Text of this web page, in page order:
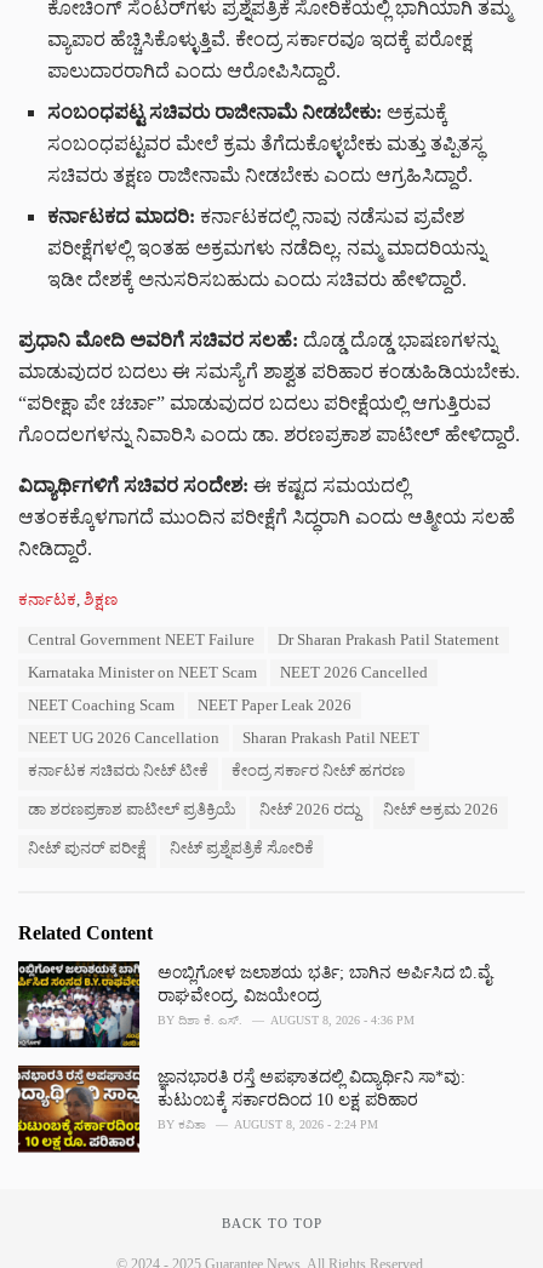
ಕೋಚಿಂಗ್ ಸೆಂಟರ್‌ಗಳು ಪ್ರಶ್ನೆಪತ್ರಿಕೆ ಸೋರಿಕೆಯಲ್ಲಿ ಭಾಗಿಯಾಗಿ ತಮ್ಮ
ವ್ಯಾಪಾರ ಹೆಚ್ಚಿಸಿಕೊಳ್ಳುತ್ತಿವೆ. ಕೇಂದ್ರ ಸರ್ಕಾರವೂ ಇದಕ್ಕೆ ಪರೋಕ್ಷ
ಪಾಲುದಾರರಾಗಿದೆ ಎಂದು ಆರೋಪಿಸಿದ್ದಾರೆ.
ಸಂಬಂಧಪಟ್ಟ ಸಚಿವರು ರಾಜೀನಾಮೆ ನೀಡಬೇಕು: ಅಕ್ರಮಕ್ಕೆ
ಸಂಬಂಧಪಟ್ಟವರ ಮೇಲೆ ಕ್ರಮ ತೆಗೆದುಕೊಳ್ಳಬೇಕು ಮತ್ತು ತಪ್ಪಿತಸ್ಥ
ಸಚಿವರು ತಕ್ಷಣ ರಾಜೀನಾಮೆ ನೀಡಬೇಕು ಎಂದು ಆಗ್ರಹಿಸಿದ್ದಾರೆ.
ಕರ್ನಾಟಕದ ಮಾದರಿ: ಕರ್ನಾಟಕದಲ್ಲಿ ನಾವು ನಡೆಸುವ ಪ್ರವೇಶ
ಪರೀಕ್ಷೆಗಳಲ್ಲಿ ಇಂತಹ ಅಕ್ರಮಗಳು ನಡೆದಿಲ್ಲ. ನಮ್ಮ ಮಾದರಿಯನ್ನು
ಇಡೀ ದೇಶಕ್ಕೆ ಅನುಸರಿಸಬಹುದು ಎಂದು ಸಚಿವರು ಹೇಳಿದ್ದಾರೆ.
ಪ್ರಧಾನಿ ಮೋದಿ ಅವರಿಗೆ ಸಚಿವರ ಸಲಹೆ: ದೊಡ್ಡ ದೊಡ್ಡ ಭಾಷಣಗಳನ್ನು
ಮಾಡುವುದರ ಬದಲು ಈ ಸಮಸ್ಯೆಗೆ ಶಾಶ್ವತ ಪರಿಹಾರ ಕಂಡುಹಿಡಿಯಬೇಕು.
“ಪರೀಕ್ಷಾ ಪೇ ಚರ್ಚಾ” ಮಾಡುವುದರ ಬದಲು ಪರೀಕ್ಷೆಯಲ್ಲಿ ಆಗುತ್ತಿರುವ
ಗೊಂದಲಗಳನ್ನು ನಿವಾರಿಸಿ ಎಂದು ಡಾ. ಶರಣಪ್ರಕಾಶ ಪಾಟೀಲ್ ಹೇಳಿದ್ದಾರೆ.
ವಿದ್ಯಾರ್ಥಿಗಳಿಗೆ ಸಚಿವರ ಸಂದೇಶ: ಈ ಕಷ್ಟದ ಸಮಯದಲ್ಲಿ
ಆತಂಕಕ್ಕೊಳಗಾಗದೆ ಮುಂದಿನ ಪರೀಕ್ಷೆಗೆ ಸಿದ್ಧರಾಗಿ ಎಂದು ಆತ್ಮೀಯ ಸಲಹೆ
ನೀಡಿದ್ದಾರೆ.
C
ಕರ್ನಾಟಕ ಶಿಕ್ಷಣ
Central Government NEET Failure
Dr Sharan Prakash Patil Statement
Karnataka Minister on NEET Scam
NEET 2026 Cancelled
NEET Coaching Scam
NEET Paper Leak 2026
NEET UG 2026 Cancellation
Sharan Prakash Patil NEET
ಕರ್ನಾಟಕ ಸಚಿವರು ನೀಟ್ ಟೀಕೆ
ಕೇಂದ್ರ ಸರ್ಕಾರ ನೀಟ್ ಹಗರಣ
ಡಾ ಶರಣಪ್ರಕಾಶ ಪಾಟೀಲ್ ಪ್ರತಿಕ್ರಿಯೆ ನೀಟ್ 2026 ರದ್ದು ನೀಟ್ ಅಕ್ರಮ 2026
ನೀಟ್ ಪುನರ್ ಪರೀಕ್ಷೆ ನೀಟ್ ಪ್ರಶ್ನೆಪತ್ರಿಕೆ ಸೋರಿಕೆ
Related Content
ಅಂಬ್ಲಿಗೋಳ ಜಲಾಶಯ ಭರ್ತಿ; ಬಾಗಿನ ಅರ್ಪಿಸಿದ ಬಿ.ವೈ.
ರಾಘವೇಂದ್ರ, ವಿಜಯೇಂದ್ರ
BY ದಿಶಾ ಕೆ. ಎಸ್. AUGUST 8, 2026 - 4:36 PM
ಜ್ಞಾನಭಾರತಿ ರಸ್ತೆ ಅಪಘಾತದಲ್ಲಿ ವಿದ್ಯಾರ್ಥಿನಿ ಸಾ*ವು:
ಕುಟುಂಬಕ್ಕೆ ಸರ್ಕಾರದಿಂದ 10 ಲಕ್ಷ ಪರಿಹಾರ
BY ಕವಿತಾ AUGUST 8, 2026 - 2:24 PM
BACK TO TOP
© 2024 - 2025 Guarantee News. All Rights Reserved.